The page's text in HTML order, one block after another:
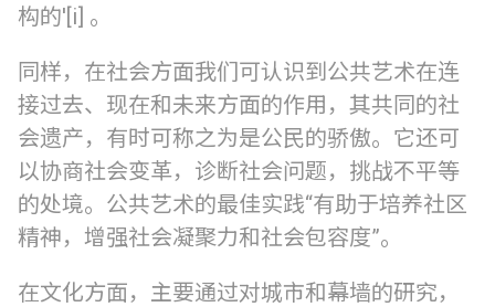
构的'[i] 。
同样，在社会方面我们可认识到公共艺术在连
接过去、现在和未来方面的作用，其共同的社
会遗产，有时可称之为是公民的骄傲。它还可
以协商社会变革，诊断社会问题，挑战不平等
的处境。公共艺术的最佳实践“有助于培养社区
精神，增强社会凝聚力和社会包容度”。
在文化方面，主要通过对城市和幕墙的研究，